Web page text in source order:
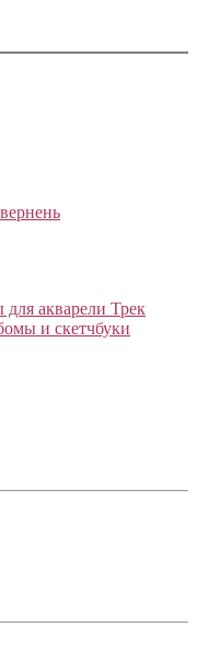
акварели Трек
и скетчбуки